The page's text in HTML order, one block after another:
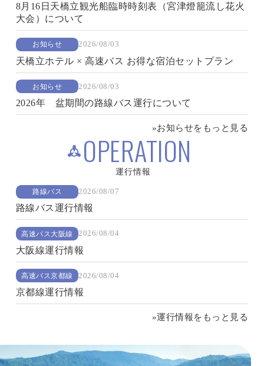
8月16日天橋立観光船臨時時刻表（宮津燈籠流し花火
大会）について
お知らせ 2026/08/03
天橋立ホテル × 高速バス お得な宿泊セットプラン
お知らせ 2026/08/03
2026年 盆期間の路線バス運行について
»お知らせをもっと見る
OPERATION
運行情報
路線バス 2026/08/07
路線バス運行情報
高速バス大阪線 2026/08/04
大阪線運行情報
高速バス京都線 2026/08/04
京都線運行情報
»運行情報をもっと見る